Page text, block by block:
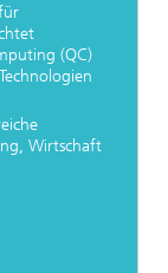
(QC)
Wirtschaft